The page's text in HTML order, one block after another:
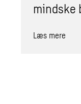
mindske
Læs mere